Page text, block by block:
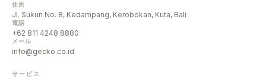
住所
Jl. Sukun No. 8, Kedampang, Kerobokan, Kuta, Bali
電話
+62 811 4248 8880
メール
info@gecko.co.id
サービス